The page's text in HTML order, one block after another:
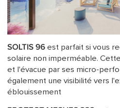
SOLTIS 96 est parfait si vous
solaire non imperméable.
et l'évacue par ses micro-
également une visibilité vers
éblouissement